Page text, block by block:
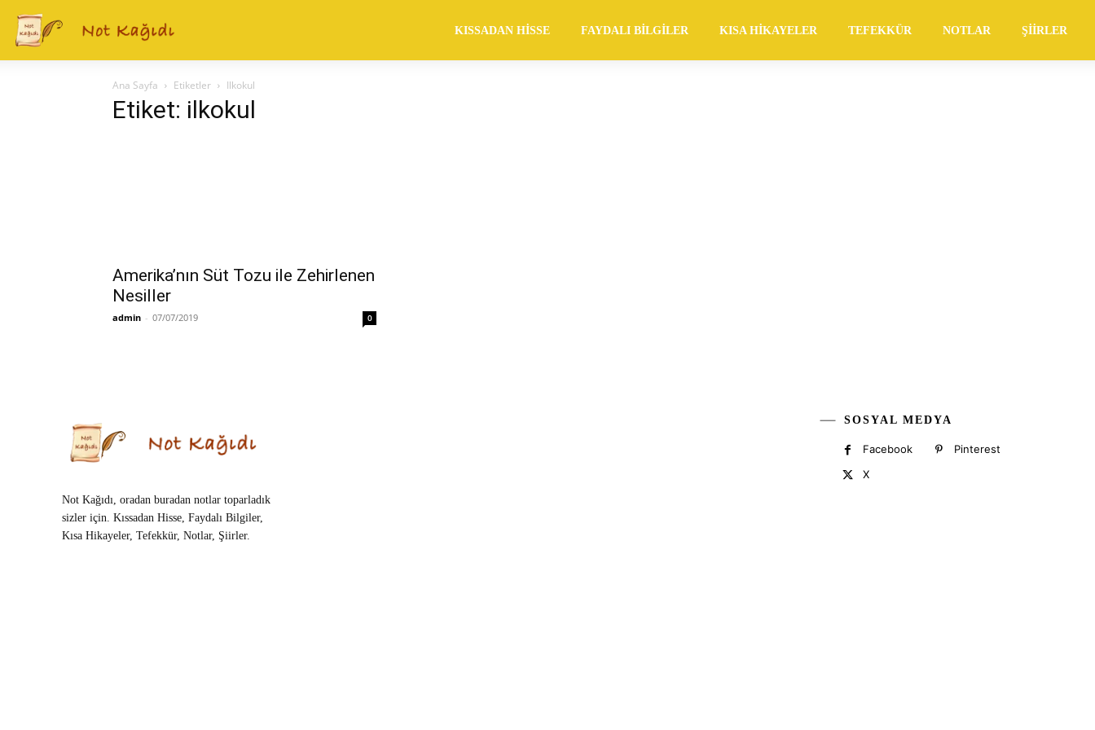
KISSADAN HISSE FAYDALI BILGILER KISA HIKAYELER TEFEKKÜR NOTLAR ŞIIRLER
Ana Sayfa Etiketler Ilkokul
Etiket: ilkokul
Amerika’nın Süt Tozu ile Zehirlenen
Nesiller
admin - 07/07/2019 0
Not Kağıdı, oradan buradan notlar toparladık
sizler için. Kıssadan Hisse, Faydalı Bilgiler,
Kısa Hikayeler, Tefekkür, Notlar, Şiirler.
SOSYAL MEDYA
Facebook
Pinterest
X